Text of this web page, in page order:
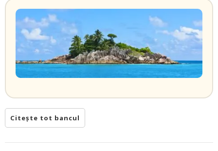
Citește tot bancul